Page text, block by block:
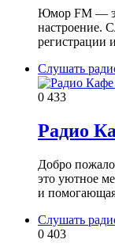
Юмор FM —
настроение.
Слушать
0 433
Радио
Добро
это уютное
и
Слушать
0 403